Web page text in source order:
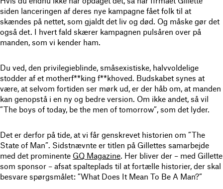
siden lanceringen af deres nye kampagne fået folk til at
skændes på nettet, som gjaldt det liv og død. Og måske gør det
også det. I hvert fald skærer kampagnen pulsåren over på
manden, som vi kender ham.
Du ved, den privilegieblinde, småsexistiske, halvvoldelige
stodder af et motherf**king f**khoved. Budskabet synes at
være, at selvom fortiden ser mørk ud, er der håb om, at manden
kan genopstå i en ny og bedre version. Om ikke andet, så vil
”The boys of today, be the men of tomorrow”, som det lyder.
Det er derfor på tide, at vi får genskrevet historien om ”The
State of Man”. Sidstnævnte er titlen på Gillettes samarbejde
med det prominente GQ Magazine . Her bliver der – med Gillette
som sponsor – afsat spalteplads til at fortælle historier, der skal
besvare spørgsmålet: ”What Does It Mean To Be A Man?”